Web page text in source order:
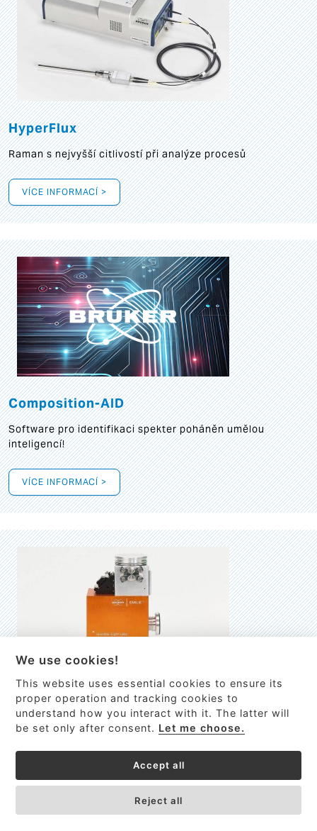
HyperFlux
Raman s nejvyšší citlivostí při analýze procesů
VÍCE INFORMACÍ >
Composition-AID
Software pro identifikaci spekter poháněn umělou
inteligencí!
VÍCE INFORMACÍ >
EMILIE
První nano-elektro-mechanický (NEMS) FTIR analyzátor
We use cookies!
This website uses essential cookies to ensure its
proper operation and tracking cookies to
understand how you interact with it. The latter will
be set only after consent. Let me choose.
Accept all
Reject all